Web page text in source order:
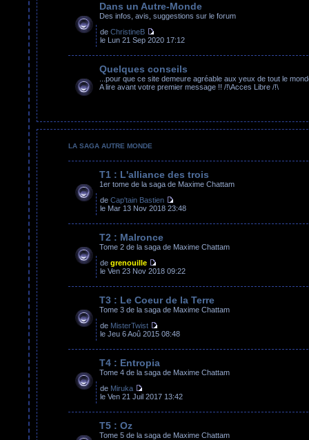
Dans un Autre-Monde
Des infos, avis, suggestions sur le forum
de ChristineB
le Lun 21 Sep 2020 17:12
Quelques conseils
...pour que ce site demeure agréable aux yeux de tout le
A lire avant votre premier message !! /!\Acces Libre /!\
LA SAGA AUTRE MONDE
T1 : L'alliance des trois
1er tome de la saga de Maxime Chattam
de Cap'tain Bastien
le Mar 13 Nov 2018 23:48
T2 : Malronce
Tome 2 de la saga de Maxime Chattam
de grenouille
le Ven 23 Nov 2018 09:22
T3 : Le Coeur de la Terre
Tome 3 de la saga de Maxime Chattam
de MisterTwist
le Jeu 6 Aoû 2015 08:48
T4 : Entropia
Tome 4 de la saga de Maxime Chattam
de Miruka
le Ven 21 Juil 2017 13:42
T5 : Oz
Tome 5 de la saga de Maxime Chattam